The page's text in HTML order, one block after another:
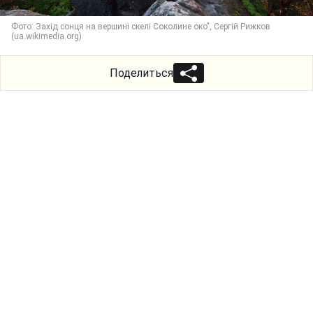
Фото: Захід сонця на вершині скелі Соколине око", Сергій Рижков
(ua.wikimedia.org)
Поделиться